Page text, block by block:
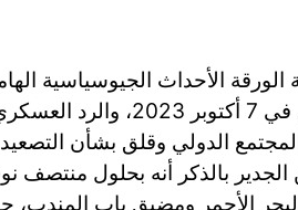
الأحداث الجيوسياسية
على إسرائيل في 7 أكتوبر
الدولي وقلق بشأن
الأحمر ومضيق باب المندب،